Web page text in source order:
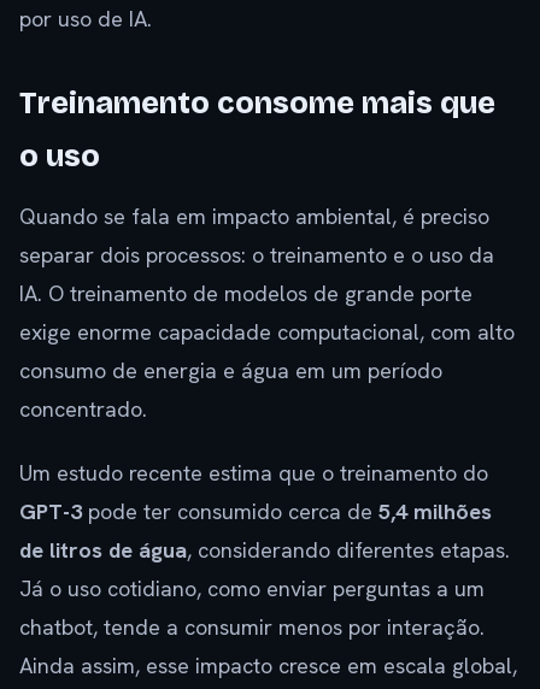
por uso de IA.
Treinamento consome mais que
o uso
Quando se fala em impacto ambiental, é preciso
separar dois processos: o treinamento e o uso da
IA. O treinamento de modelos de grande porte
exige enorme capacidade computacional, com alto
consumo de energia e água em um período
concentrado.
Um estudo recente estima que o treinamento do
GPT-3pode ter consumido cerca de 5,4 milhões
de litros de água, considerando diferentes etapas.
Já o uso cotidiano, como enviar perguntas a um
chatbot, tende a consumir menos por interação.
Ainda assim, esse impacto cresce em escala global,